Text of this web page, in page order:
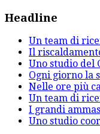
Headline
Un team di
Il
Uno studio del
Ogni giorno la
Nelle ore più
Un team di
I grandi
Uno studio